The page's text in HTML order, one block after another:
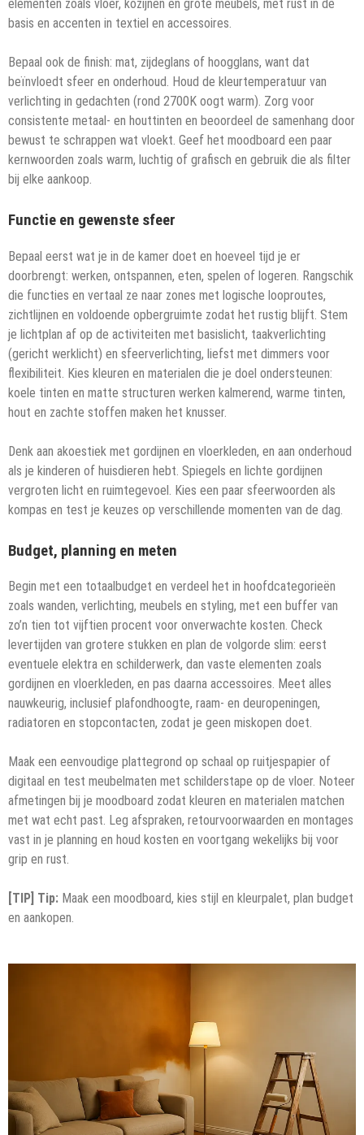
elementen zoals vloer, kozijnen en grote meubels, met rust in de
basis en accenten in textiel en accessoires.
Bepaal ook de finish: mat, zijdeglans of hoogglans, want dat
beïnvloedt sfeer en onderhoud. Houd de kleurtemperatuur van
verlichting in gedachten (rond 2700K oogt warm). Zorg voor
consistente metaal- en houttinten en beoordeel de samenhang door
bewust te schrappen wat vloekt. Geef het moodboard een paar
kernwoorden zoals warm, luchtig of grafisch en gebruik die als filter
bij elke aankoop.
Functie en gewenste sfeer
Bepaal eerst wat je in de kamer doet en hoeveel tijd je er
doorbrengt: werken, ontspannen, eten, spelen of logeren. Rangschik
die functies en vertaal ze naar zones met logische looproutes,
zichtlijnen en voldoende opbergruimte zodat het rustig blijft. Stem
je lichtplan af op de activiteiten met basislicht, taakverlichting
(gericht werklicht) en sfeerverlichting, liefst met dimmers voor
flexibiliteit. Kies kleuren en materialen die je doel ondersteunen:
koele tinten en matte structuren werken kalmerend, warme tinten,
hout en zachte stoffen maken het knusser.
Denk aan akoestiek met gordijnen en vloerkleden, en aan onderhoud
als je kinderen of huisdieren hebt. Spiegels en lichte gordijnen
vergroten licht en ruimtegevoel. Kies een paar sfeerwoorden als
kompas en test je keuzes op verschillende momenten van de dag.
Budget, planning en meten
Begin met een totaalbudget en verdeel het in hoofdcategorieën
zoals wanden, verlichting, meubels en styling, met een buffer van
zo’n tien tot vijftien procent voor onverwachte kosten. Check
levertijden van grotere stukken en plan de volgorde slim: eerst
eventuele elektra en schilderwerk, dan vaste elementen zoals
gordijnen en vloerkleden, en pas daarna accessoires. Meet alles
nauwkeurig, inclusief plafondhoogte, raam- en deuropeningen,
radiatoren en stopcontacten, zodat je geen miskopen doet.
Maak een eenvoudige plattegrond op schaal op ruitjespapier of
digitaal en test meubelmaten met schilderstape op de vloer. Noteer
afmetingen bij je moodboard zodat kleuren en materialen matchen
met wat echt past. Leg afspraken, retourvoorwaarden en montages
vast in je planning en houd kosten en voortgang wekelijks bij voor
grip en rust.
[TIP] Tip: Maak een moodboard, kies stijl en kleurpalet, plan budget
en aankopen.